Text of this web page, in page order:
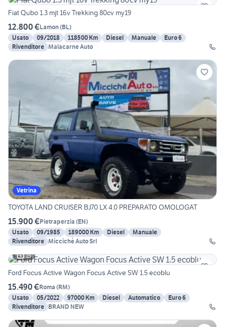
Fiat Qubo 1.3 mjt 16v Trekking 80cv my19
12.800 €Lamon(BL)
Usato
09/2018 118500 Km Diesel Manuale
Euro 6
Rivenditore Malacarne Auto
Vetrina
TOYOTA LAND CRUISER BJ70 LX 4.0 PREPARATO OMOLOGAT
15.900 €Pietraperzia (EN)
Usato
09/1985 189000 Km Diesel
Manuale
Rivenditore Miccichè Auto Srl
15
Ford Focus Active Wagon Focus Active SW 1.5 ecoblu
15.490 €Roma (RM)
Usato
05/2022 97000 Km Diesel Automatico
Euro 6
Rivenditore BRAND NEW